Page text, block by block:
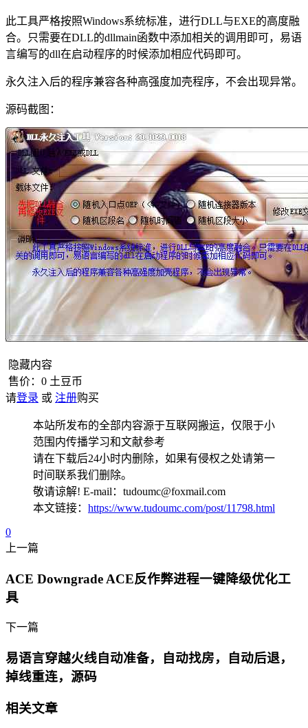
此工具严格按照Windows系统标准，进行DLL与EXE的高度融
合。只需要在DLL的dllmain函数中添加相关的调用即可，易语
言编写的dll在启动程序的时候添加相应代码即可。
永久注入后的程序兼容各种高强度加壳程序，不会出现异常。
源码截图：
隐藏内容
售价： 0 土豆币
请登录 或 注册购买
本站所发布的全部内容源于互联网搬运，仅限于小
范围内传播学习和文献参考
请在下载后24小时内删除，如果有侵权之处请第一
时间联系我们删除。
敬请谅解! E-mail：tudoumc@foxmail.com
本文链接： https://www.tudoumc.com/post/11798.html
0
上一篇
ACE Downgrade ACE反作弊进程一键降级优化工
具
下一篇
易语言穿越火线自动准备，自动找房，自动后退，
掉线重连，源码
相关文章